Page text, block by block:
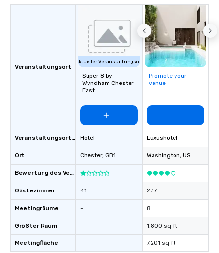
Veranstaltungsort
Veranstaltungsortstyp
Ort
Bewertung des Veranstaltungsortes
Gästezimmer
Meetingräume
Größter Raum
Meetingfläche
Aktueller Veranstaltungsort
Super 8 by
Wyndham Chester
East
Hotel
Chester, GB1
41
-
-
-
Promote your
venue
Luxushotel
Washington, US
237
8
1.800 sq ft
7.201 sq ft